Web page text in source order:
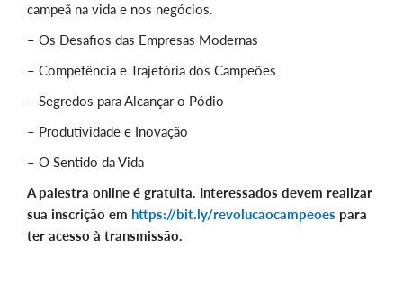
campeã na vida e nos negócios.
– Os Desafios das Empresas Modernas
– Competência e Trajetória dos Campeões
– Segredos para Alcançar o Pódio
– Produtividade e Inovação
– O Sentido da Vida
A palestra online é gratuita. Interessados devem realizar
sua inscrição em https://bit.ly/revolucaocampeoes para
ter acesso à transmissão.